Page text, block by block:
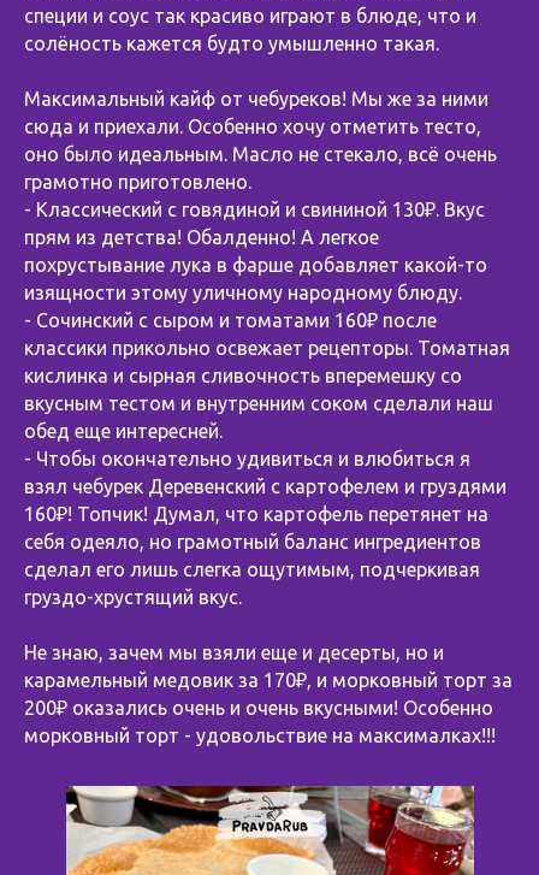
специи и соус так красиво играют в блюде, что и
солёность кажется будто умышленно такая.
Максимальный кайф от чебуреков! Мы же за ними
сюда и приехали. Особенно хочу отметить тесто,
оно было идеальным. Масло не стекало, всё очень
грамотно приготовлено.
- Классический с говядиной и свининой 130₽. Вкус
прям из детства! Обалденно! А легкое
похрустывание лука в фарше добавляет какой-то
изящности этому уличному народному блюду.
- Сочинский с сыром и томатами 160₽ после
классики прикольно освежает рецепторы. Томатная
кислинка и сырная сливочность вперемешку со
вкусным тестом и внутренним соком сделали наш
обед еще интересней.
- Чтобы окончательно удивиться и влюбиться я
взял чебурек Деревенский с картофелем и груздями
160₽! Топчик! Думал, что картофель перетянет на
себя одеяло, но грамотный баланс ингредиентов
сделал его лишь слегка ощутимым, подчеркивая
груздо-хрустящий вкус.
Не знаю, зачем мы взяли еще и десерты, но и
карамельный медовик за 170₽, и морковный торт за
200₽ оказались очень и очень вкусными! Особенно
морковный торт - удовольствие на максималках!!!